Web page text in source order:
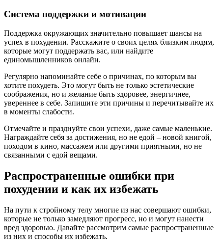
Система поддержки и мотивации
Поддержка окружающих значительно повышает шансы на
успех в похудении. Расскажите о своих целях близким людям,
которые могут поддержать вас, или найдите
единомышленников онлайн.
Регулярно напоминайте себе о причинах, по которым вы
хотите похудеть. Это могут быть не только эстетические
соображения, но и желание быть здоровее, энергичнее,
увереннее в себе. Запишите эти причины и перечитывайте их
в моменты слабости.
Отмечайте и празднуйте свои успехи, даже самые маленькие.
Награждайте себя за достижения, но не едой – новой книгой,
походом в кино, массажем или другими приятными, но не
связанными с едой вещами.
Распространенные ошибки при
похудении и как их избежать
На пути к стройному телу многие из нас совершают ошибки,
которые не только замедляют прогресс, но и могут нанести
вред здоровью. Давайте рассмотрим самые распространенные
из них и способы их избежать.